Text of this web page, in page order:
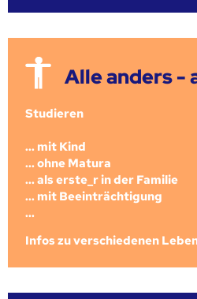
Alle anders -
Studieren
... mit Kind
... ohne Matura
... als erste_r in der Familie
... mit Beeinträchtigung
...
Infos zu verschiedenen